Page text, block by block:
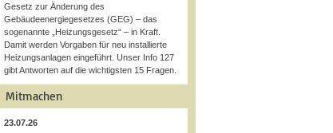
Gesetz zur Änderung des
Gebäudeenergiegesetzes (GEG) – das
sogenannte „Heizungsgesetz“ – in Kraft.
Damit werden Vorgaben für neu installierte
Heizungsanlagen eingeführt. Unser Info 127
gibt Antworten auf die wichtigsten 15 Fragen.
Mitmachen
23.07.26